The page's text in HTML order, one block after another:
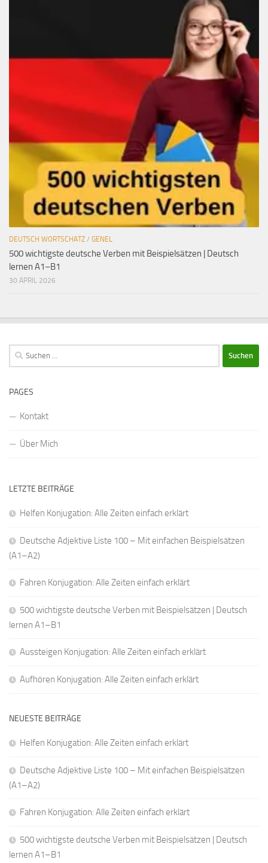
DEUTSCH WORTSCHATZ / GENEL
500 wichtigste deutsche Verben mit Beispielsätzen | Deutsch
lernen A1–B1
30 APRIL 2026
Suchen
nach:
PAGES
Kontakt
Über Mich
LETZTE BEITRÄGE
Helfen Konjugation: Alle Zeiten einfach erklärt
Deutsche Adjektive Liste 100 – Mit einfachen Beispielsätzen
(A1–A2)
Fahren Konjugation: Alle Zeiten einfach erklärt
500 wichtigste deutsche Verben mit Beispielsätzen | Deutsch
lernen A1–B1
Aussteigen Konjugation: Alle Zeiten einfach erklärt
Aufhören Konjugation: Alle Zeiten einfach erklärt
NEUESTE BEITRÄGE
Helfen Konjugation: Alle Zeiten einfach erklärt
Deutsche Adjektive Liste 100 – Mit einfachen Beispielsätzen
(A1–A2)
Fahren Konjugation: Alle Zeiten einfach erklärt
500 wichtigste deutsche Verben mit Beispielsätzen | Deutsch
lernen A1–B1